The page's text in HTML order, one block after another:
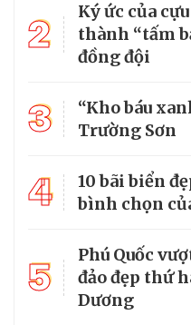
2
Ký ức của
thành “tấm
đồng đội
3
“Kho báu
Trường Sơn
4
10 bãi biển
bình chọn
5
Phú Quốc
đảo đẹp thứ
Dương